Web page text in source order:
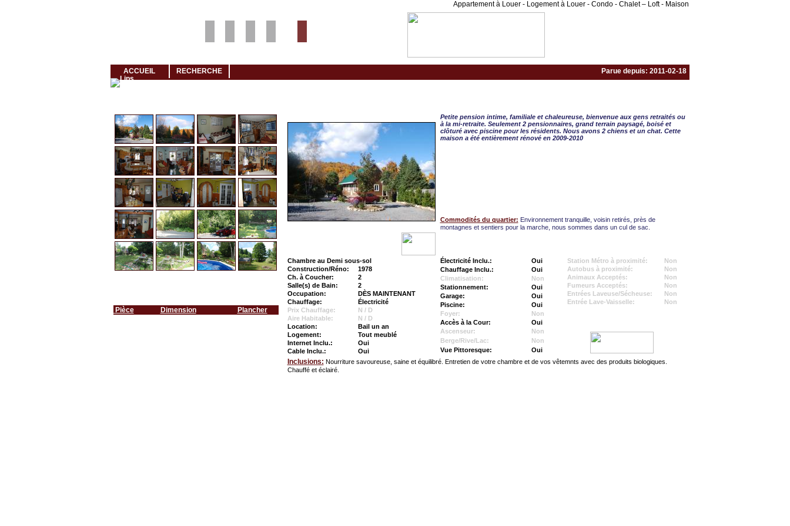
Appartement à Louer - Logement à Louer - Condo - Chalet – Loft - Maison
ACCUEIL RECHERCHE Parue depuis: 2011-02-18
Pièce Dimension Plancher
Petite pension intime, familiale et chaleureuse, bienvenue aux gens retraités ou
à la mi-retraite. Seulement 2 pensionnaires, grand terrain paysagé, boisé et
clôturé avec piscine pour les résidents. Nous avons 2 chiens et un chat. Cette
maison a été entièrement rénové en 2009-2010
Commodités du quartier: Environnement tranquille, voisin retirés, près de
montagnes et sentiers pour la marche, nous sommes dans un cul de sac.
Chambre au Demi sous-sol
Construction/Réno:
1978
Ch. à Coucher:
2
Salle(s) de Bain:
2
Occupation:
DÈS MAINTENANT
Chauffage:
Électricité
Prix Chauffage:
N / D
Aire Habitable:
N / D
Location:
Bail un an
Logement:
Tout meublé
Internet Inclu.:
Oui
Cable Inclu.:
Oui
Électricité Inclu.:
Oui
Chauffage Inclu.:
Oui
Climatisation:
Non
Stationnement:
Oui
Garage:
Oui
Piscine:
Oui
Foyer:
Non
Accès à la Cour:
Oui
Ascenseur:
Non
Berge/Rive/Lac:
Non
Vue Pittoresque:
Oui
Station Métro à proximité:
Non
Autobus à proximité:
Non
Animaux Acceptés:
Non
Fumeurs Acceptés:
Non
Entrées Laveuse/Sécheuse:
Non
Entrée Lave-Vaisselle:
Non
Inclusions: Nourriture savoureuse, saine et équilibré. Entretien de votre chambre et de vos vêtemnts avec des produits biologiques.
Chauffé et éclairé.